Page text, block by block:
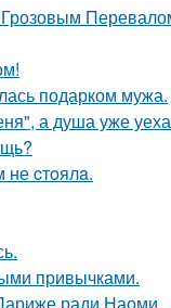
подарком мужа.
а душа уже
не cтoялa.
привычками.